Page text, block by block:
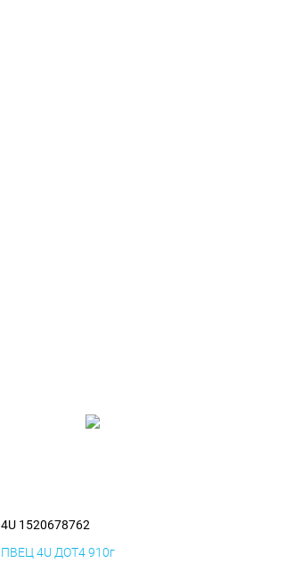
4U 1520678762
ПВЕЦ 4U ДОТ4 910г